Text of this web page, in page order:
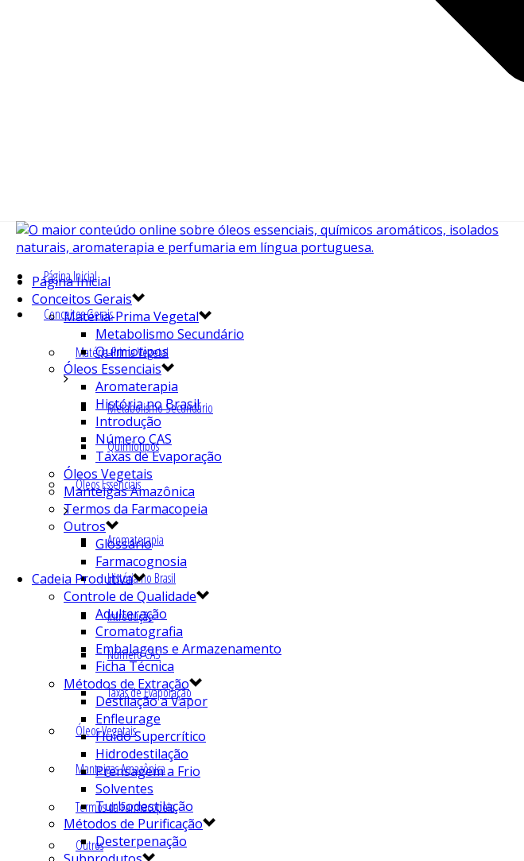
Página Inicial
Conceitos Gerais
Matéria-Prima Vegetal
Metabolismo Secundário
Quimiotipos
Óleos Essenciais
Aromaterapia
História no Brasil
Introdução
Número CAS
Taxas de Evaporação
Óleos Vegetais
Manteigas Amazônica
Termos da Farmacopeia
Outros
Página Inicial
Conceitos Gerais
Matéria-Prima Vegetal
Metabolismo Secundário
Quimiotipos
Óleos Essenciais
Aromaterapia
História no Brasil
Introdução
Número CAS
Taxas de Evaporação
Óleos Vegetais
Manteigas Amazônica
Termos da Farmacopeia
Outros
Glossário
Farmacognosia
Cadeia Produtiva
Controle de Qualidade
Adulteração
Cromatografia
Embalagens e Armazenamento
Ficha Técnica
Métodos de Extração
Destilação a Vapor
Enfleurage
Fluído Supercrítico
Hidrodestilação
Prensagem a Frio
Solventes
Turbodestilação
Métodos de Purificação
Desterpenação